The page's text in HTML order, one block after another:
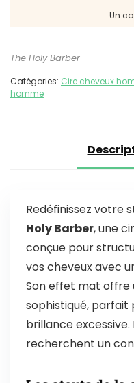
Un
The Holy Barber
Catégories: Cire cheveux
homme
Redéfinissez votre
Holy Barber, une
conçue pour
vos cheveux avec
Son effet mat offre
sophistiqué, parfait
brillance
recherchent un